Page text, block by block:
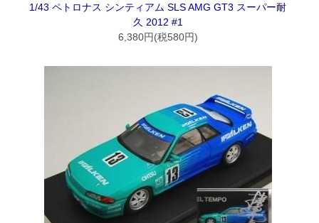
1/43 ペトロナス シンティアム SLS AMG GT3 スーパー耐
久 2012 #1
6,380円(税580円)